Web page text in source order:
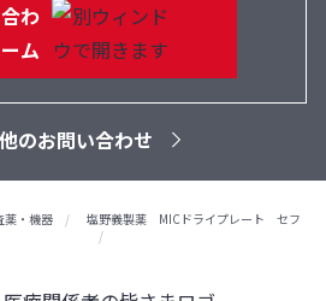
わ
ム
のお問い合わせ
薬・機器
塩野義製薬 MICドライプレート セフ